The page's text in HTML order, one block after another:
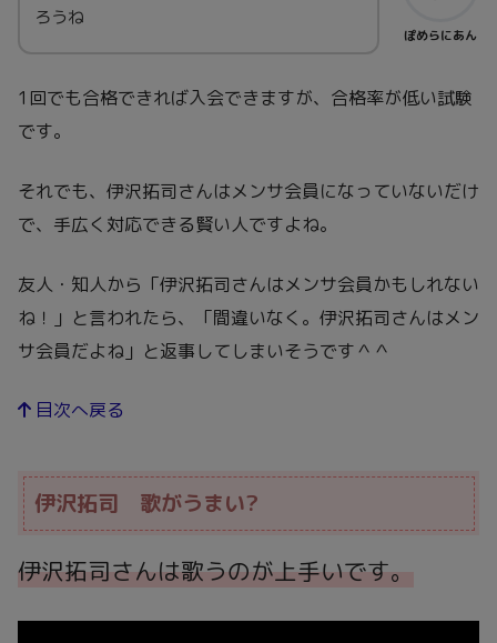
ぽめらにあん
ろうね
1回でも合格できれば入会できますが、合格率が低い試験
です。
それでも、伊沢拓司さんはメンサ会員になっていないだけ
で、手広く対応できる賢い人ですよね。
友人・知人から「伊沢拓司さんはメンサ会員かもしれない
ね！」と言われたら、「間違いなく。伊沢拓司さんはメン
サ会員だよね」と返事してしまいそうです＾＾
目次へ戻る
伊沢拓司 歌がうまい?
伊沢拓司さんは歌うのが上手いです。